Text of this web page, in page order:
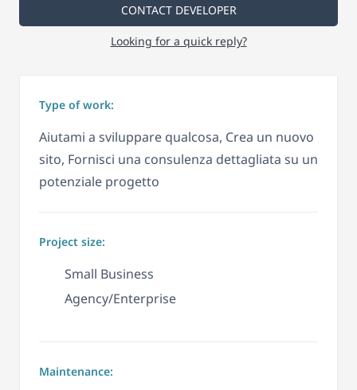
CONTACT DEVELOPER
Looking for a quick reply?
Type of work:
Aiutami a sviluppare qualcosa, Crea un nuovo
sito, Fornisci una consulenza dettagliata su un
potenziale progetto
Project size:
Small Business
Agency/Enterprise
Maintenance: